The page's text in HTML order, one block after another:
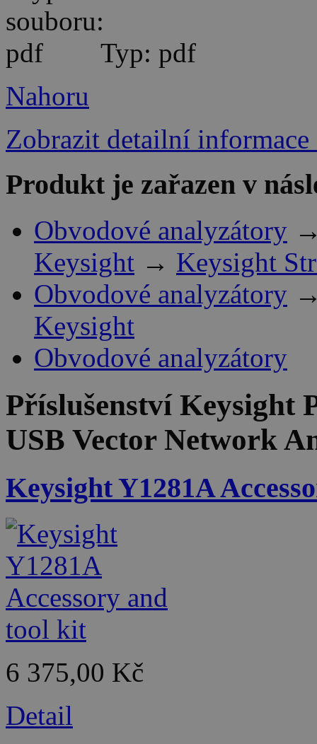
Typ: pdf
Nahoru
Zobrazit detailní informace
Produkt je zařazen v
Obvodové analyzátory
Keysight → Keysight
Obvodové analyzátory
Keysight
Obvodové analyzátory
Příslušenství Keysight
USB Vector Network
Keysight Y1281A
6 375,00 Kč
Detail